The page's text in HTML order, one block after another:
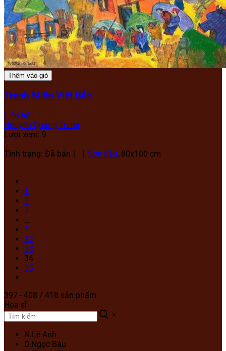
Thêm vào giỏ
Tranh Miền Việt Bắc
Liên hệ
Nguyễn Quang Trung
Lượt xem: 9
Tình trạng: Đã bán
Sơn dầu, 80x100 cm
1
2
3
…
31
32
33
34
35
397 - 408 / 418 sản phẩm
Họa sĩ
N.Lê Anh
D.Ngọc Báu